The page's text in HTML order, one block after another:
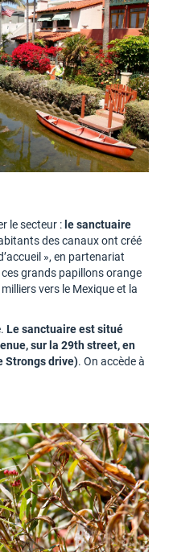
le secteur :le sanctuaire
des canaux ont créé
», en partenariat
grands papillons orange
vers le Mexique et la
Le sanctuaire est situé
sur la 29th street, en
Strongs drive). On accède à